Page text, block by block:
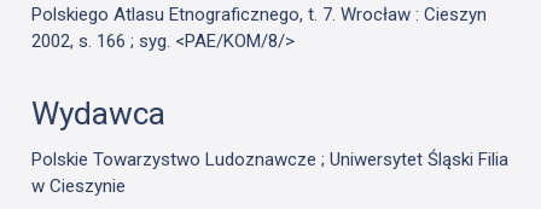
Polskiego Atlasu Etnograficznego, t. 7. Wrocław : Cieszyn
2002, s. 166 ; syg. <PAE/KOM/8/>
Wydawca
Polskie Towarzystwo Ludoznawcze ; Uniwersytet Śląski Filia
w Cieszynie